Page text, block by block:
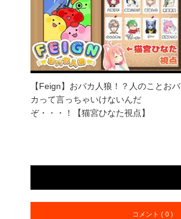
【Feign】おバカ人狼！？人のことおバ
カって言っちゃいけないんだ
ぞ・・・！【猫宮ひなた視点】
コメント ( 0 )